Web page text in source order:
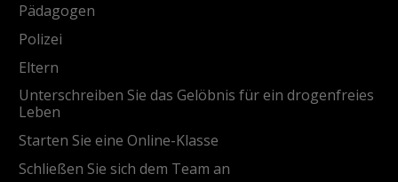
Pädagogen
Polizei
Eltern
Unterschreiben Sie das Gelöbnis für ein drogenfreies
Leben
Starten Sie eine Online-Klasse
Schließen Sie sich dem Team an